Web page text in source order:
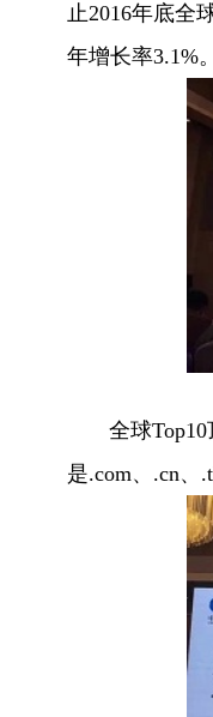
止2016年底全
年增长率3.1%。
全球Top10
是.com、.cn、